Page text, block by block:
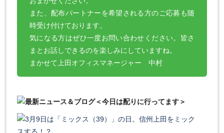
また、配布パートナーを希望される方のご応募も随
時受け付けております。
気になる方はぜひ一度お問い合わせください。皆さ
まとお話しできるのを楽しみにしていますね。
まかせて上田オフィスマネージャー 中村